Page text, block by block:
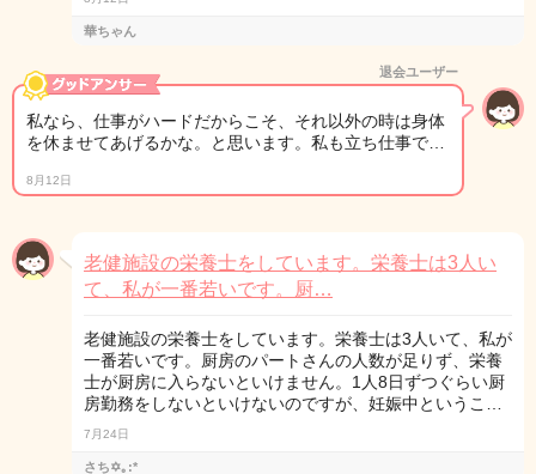
華ちゃん
退会ユーザー
私なら、仕事がハードだからこそ、それ以外の時は身体
を休ませてあげるかな。と思います。私も立ち仕事で…
8月12日
老健施設の栄養士をしています。栄養士は3人い
て、私が一番若いです。厨…
老健施設の栄養士をしています。栄養士は3人いて、私が
一番若いです。厨房のパートさんの人数が足りず、栄養
士が厨房に入らないといけません。1人8日ずつぐらい厨
房勤務をしないといけないのですが、妊娠中というこ…
7月24日
さち✡｡:*